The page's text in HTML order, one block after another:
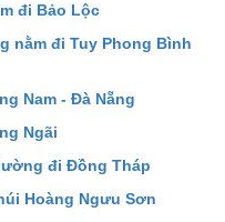
đi Bảo Lộc
nằm đi Tuy Phong Bình
Nam - Đà Nẵng
Ngãi
đi Đồng Tháp
Hoàng Ngưu Sơn